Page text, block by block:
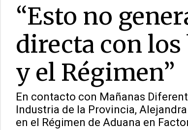
“Esto no
directa con los
y el Régimen”
En contacto con Mañanas
Industria de la Provincia,
en el Régimen de Aduana en